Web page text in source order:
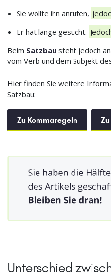
Sie wollte ihn anrufen,
Er hat lange gesucht.
Beim Satzbau steht jedoch
vom Verb und dem Subjekt
Hier finden Sie weitere
Satzbau:
Zu Kommaregeln
Unterschied